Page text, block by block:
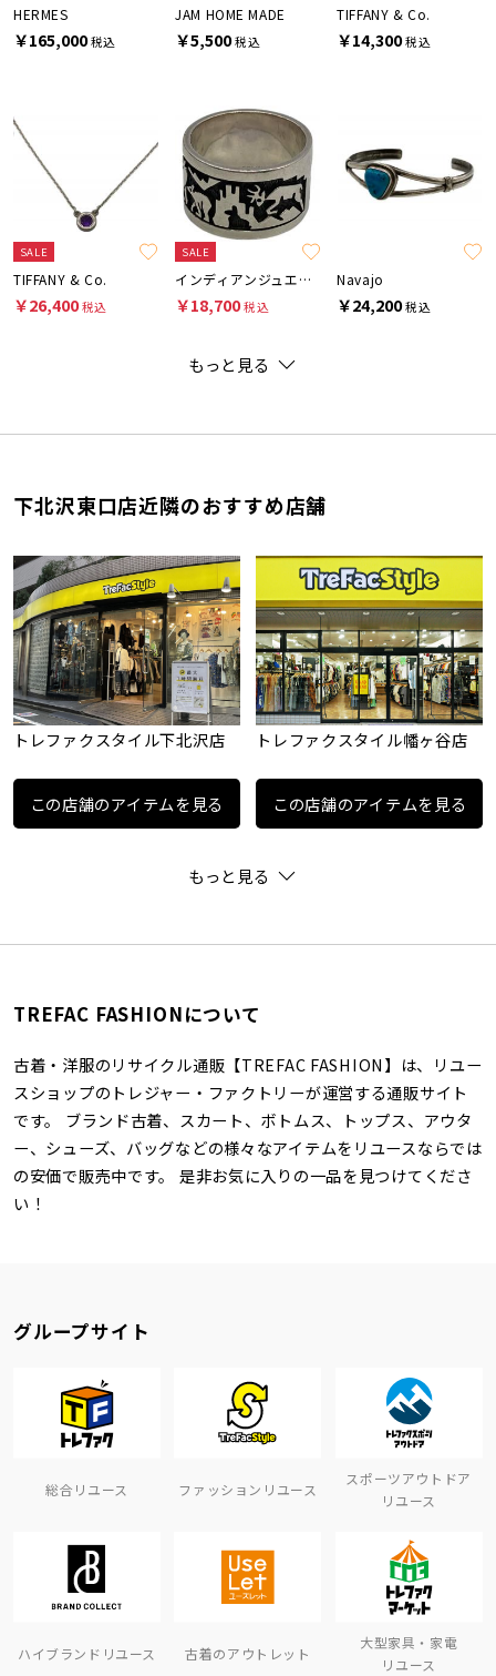
HERMES
￥165,000税込
JAM HOME MADE
￥5,500税込
TIFFANY & Co.
￥14,300税込
SALE
TIFFANY & Co.
￥26,400税込
SALE
インディアンジュエリー
￥18,700税込
Navajo
￥24,200税込
もっと見る
下北沢東口店近隣のおすすめ店舗
トレファクスタイル下北沢店
この店舗のアイテムを見る
トレファクスタイル幡ヶ谷店
この店舗のアイテムを見る
もっと見る
TREFAC FASHIONについて
古着・洋服のリサイクル通販【TREFAC FASHION】は、リユー
スショップのトレジャー・ファクトリーが運営する通販サイト
です。 ブランド古着、スカート、ボトムス、トップス、アウタ
ー、シューズ、バッグなどの様々なアイテムをリユースならでは
の安価で販売中です。 是非お気に入りの一品を見つけてくださ
い！
グループサイト
総合リユース ファッションリユース
スポーツアウトドア
リユース
ハイブランドリユース 古着のアウトレット
大型家具・家電
リユース